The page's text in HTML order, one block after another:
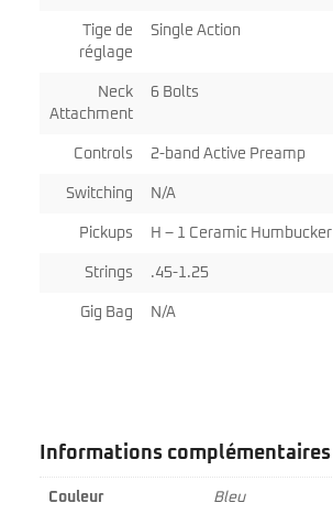
Tige de
réglage
Single Action
Neck
Attachment
6 Bolts
Controls 2-band Active Preamp
Switching N/A
Pickups H – 1 Ceramic Humbucker
Strings .45-1.25
Gig Bag N/A
Informations complémentaires
Couleur Bleu